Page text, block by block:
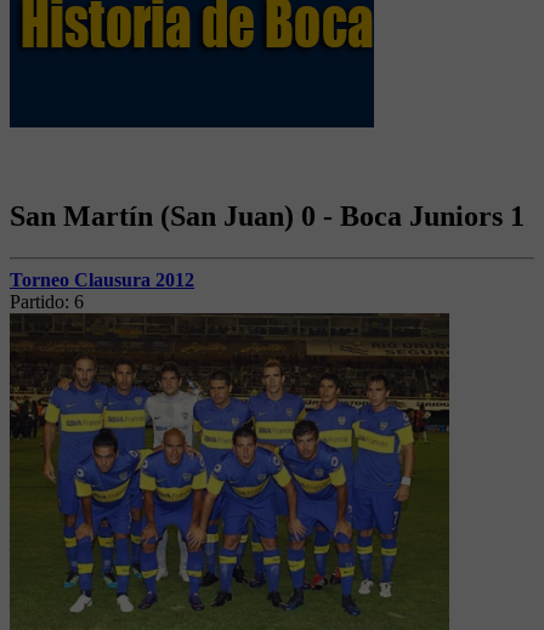
San Martín (San Juan) 0 - Boca Juniors 1
Torneo Clausura 2012
Partido: 6